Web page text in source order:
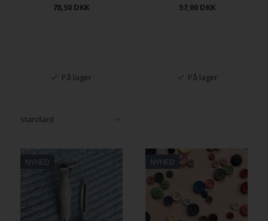
78,50 DKK
På lager
57,00 DKK
På lager
NYHED NYHED